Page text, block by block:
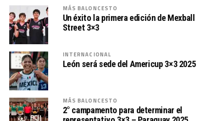
MÁS BALONCESTO
Un éxito la primera edición de Mexball
Street 3×3
INTERNACIONAL
León será sede del Americup 3×3 2025
MÁS BALONCESTO
2° campamento para determinar el